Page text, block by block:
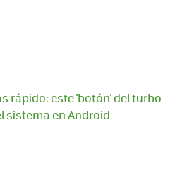
rápido: este 'botón' del turbo
sistema en Android